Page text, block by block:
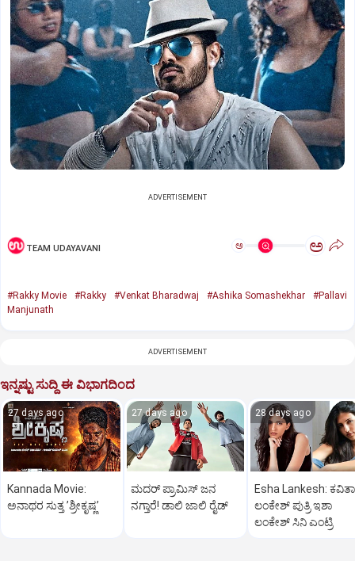
ADVERTISEMENT
TEAM UDAYAVANI ಅ ಅ
#Rakky Movie #Rakky #Venkat Bharadwaj #Ashika Somashekhar
#Pallavi
Manjunath
ADVERTISEMENT
ಇನ್ನಷ್ಟು ಸುದ್ದಿ ಈ ವಿಭಾಗದಿಂದ
27 days ago
Kannada Movie:
ಅನಾಥರ ಸುತ್ತ ʼಶ್ರೀಕೃಷ್ಣʼ
27 days ago
ಮದರ್‌ ಪ್ರಾಮಿಸ್‌ ಜನ
ನಗ್ತಾರೆ!‌ ಡಾಲಿ ಜಾಲಿ ರೈಡ್
28 days ago
Esha Lankesh: ಕವಿತಾ
ಲಂಕೇಶ್‌ ಪುತ್ರಿ ಇಶಾ
ಲಂಕೇಶ್‌ ಸಿನಿ ಎಂಟ್ರಿ